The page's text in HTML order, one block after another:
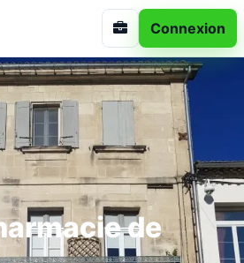
Connexion
de